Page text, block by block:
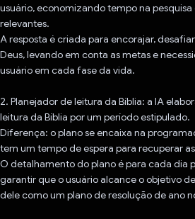
usuário, economizando tempo na
relevantes.
A resposta é criada para encorajar,
Deus, levando em conta as metas e
usuário em cada fase da vida.
2. Planejador de leitura da Bíblia: a IA
leitura da Bíblia por um período estipulado.
Diferença: o plano se encaixa na
tem um tempo de espera para recuperar
O detalhamento do plano é para cada dia
garantir que o usuário alcance o objetivo
dele como um plano de resolução de ano